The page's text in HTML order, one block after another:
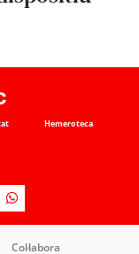
Hemeroteca
Col·labora